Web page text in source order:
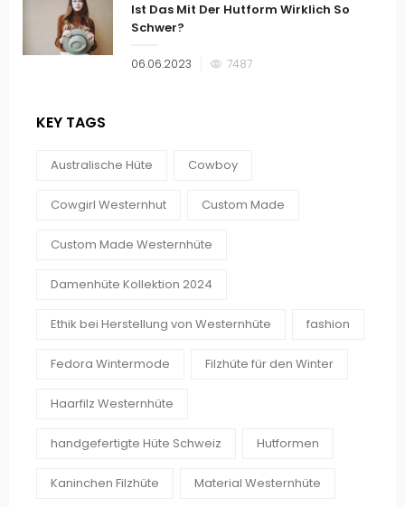
Ist Das Mit Der Hutform Wirklich So
Schwer?
Veröffentlicht
06.06.2023 7487
KEY TAGS
Australische Hüte Cowboy
Cowgirl Westernhut Custom Made
Custom Made Westernhüte
Damenhüte Kollektion 2024
Ethik bei Herstellung von Westernhüte fashion
Fedora Wintermode Filzhüte für den Winter
Haarfilz Westernhüte
handgefertigte Hüte Schweiz Hutformen
Kaninchen Filzhüte Material Westernhüte